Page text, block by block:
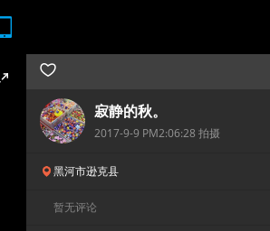
寂静的秋。
2017-9-9 PM2:06:28 拍摄
黑河市逊克县
暂无评论